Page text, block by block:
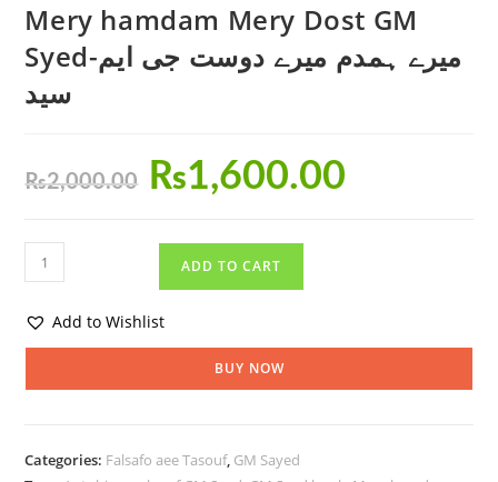
Mery hamdam Mery Dost GM
Syed-میرے ہمدم میرے دوست جی ایم
سید
₨2,000.00 ₨1,600.00
ADD TO CART
Add to Wishlist
BUY NOW
Categories: Falsafo aee Tasouf, GM Sayed